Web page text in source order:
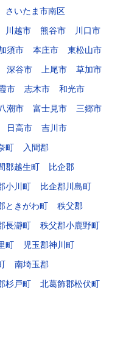
さいたま市南区
川越市 熊谷市
川口市
須市 本庄市
東松山市
深谷市 上尾市
草加市
市 志木市
和光市
八潮市 富士見市
三郷市
日高市
吉川市
町
入間郡
郡越生町
比企郡
小川町
比企郡川島町
ときがわ町
秩父郡
長瀞町
秩父郡小鹿野町
町
児玉郡神川町
南埼玉郡
杉戸町
北葛飾郡松伏町